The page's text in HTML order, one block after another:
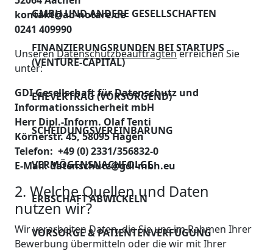
Vermögenssschutz
unseren
Räumlichkeiten
GMBH UND ANDERE GESELLSCHAFTEN
FINANZIERUNGSRUNDEN BEI STARTUPS
(VENTURE-CAPITAL)
EHEVERTRAG (VORSORGEND)
SCHEIDUNGSVEREINBARUNG
VERMÖGENSNACHFOLGE
ERBSCHAFT ABWICKELN
VORSORGE & PATIENTENVERFÜGUNG
kontakt@ab-notare.de
0241 409990
UnserenDatenschutzbeauftragtenerreichen Sie
unter:
GDI Gesellschaft für Datenschutz und
Informationssicherheit mbH
Herr Dipl.-Inform. Olaf Tenti
Körnerstr. 45, 58095 Hagen
Telefon: +49 (0) 2331/356832-0
E-Mail: datenschutz@gdi-mbh.eu
2. Welche Quellen und Daten
nutzen wir?
Wir verarbeiten Daten, die Sie uns im Rahmen Ihrer
Bewerbung übermitteln oder die wir mit Ihrer